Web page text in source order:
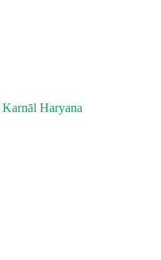
Karnāl Haryana